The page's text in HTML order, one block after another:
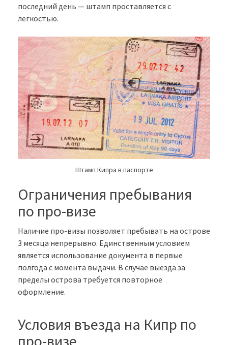
последний день — штамп проставляется с
легкостью.
Штамп Кипра в паспорте
Ограничения пребывания
по про-визе
Наличие про-визы позволяет пребывать на острове
3 месяца непрерывно. Единственным условием
является использование документа в первые
полгода с момента выдачи. В случае выезда за
пределы острова требуется повторное
оформление.
Условия въезда на Кипр по
про-визе